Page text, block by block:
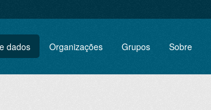
dados Organizações Grupos Sobre